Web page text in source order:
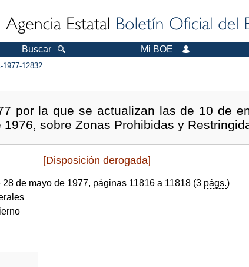
Buscar Mi BOE
1977-12832
por la que se actualizan las de 10 de
sobre Zonas Prohibidas y
[Disposición derogada]
28 de mayo de 1977, páginas 11816 a 11818 (3 págs.)